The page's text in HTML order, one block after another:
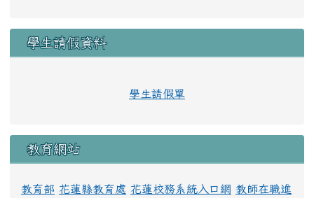
學生請假資料
學生請假單
教育網站
教育部 花蓮縣教育處 花蓮校務系統入口網 教師在職進